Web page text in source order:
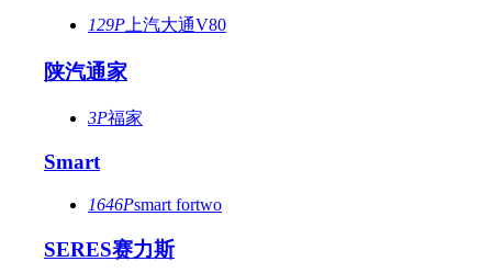
129P 上汽大通V80
陕汽通家
3P福家
Smart
1646Psmart fortwo
SERES赛力斯